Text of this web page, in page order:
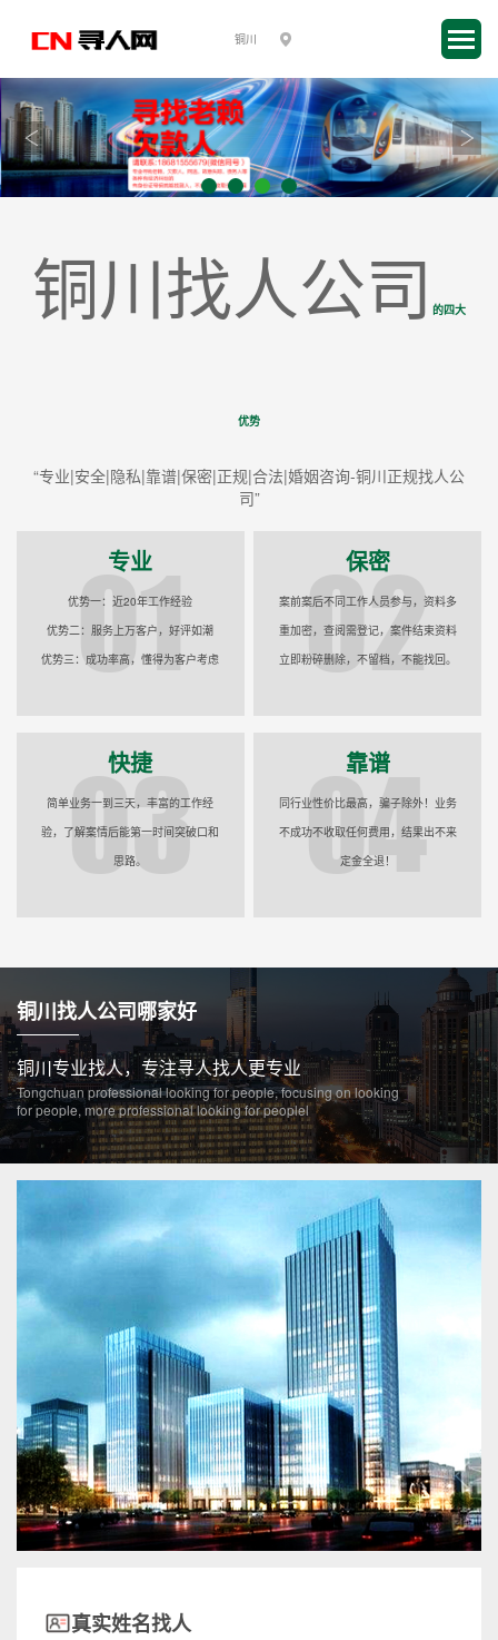
铜川找人公司 的四大
优势
“专业|安全|隐私|靠谱|保密|正规|合法|婚姻咨询-铜川正规找人公
司”
专业
优势一：近20年工作经验
优势二：服务上万客户，好评如潮
优势三：成功率高，懂得为客户考虑
保密
案前案后不同工作人员参与，资料多
重加密，查阅需登记，案件结束资料
立即粉碎删除，不留档，不能找回。
快捷
简单业务一到三天，丰富的工作经
验，了解案情后能第一时间突破口和
思路。
靠谱
同行业性价比最高，骗子除外！业务
不成功不收取任何费用，结果出不来
定金全退！
铜川找人公司哪家好
铜川专业找人，专注寻人找人更专业
Tongchuan professional looking for people, focusing on looking
for people, more professional looking for peoplel
真实姓名找人